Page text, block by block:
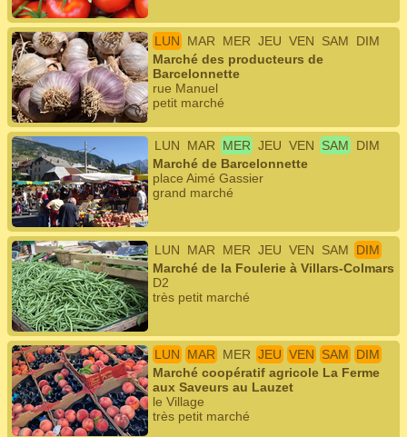
LUN MAR MER JEU VEN SAM
DIM
Marché des producteurs de
Barcelonnette
rue Manuel
petit marché
LUN MAR MER JEU VEN SAM
DIM
Marché de Barcelonnette
place Aimé Gassier
grand marché
LUN MAR MER JEU VEN SAM
DIM
Marché de la Foulerie à Villars-Colmars
D2
très petit marché
LUN MAR MER JEU VEN SAM
DIM
Marché coopératif agricole La Ferme
aux Saveurs au Lauzet
le Village
très petit marché